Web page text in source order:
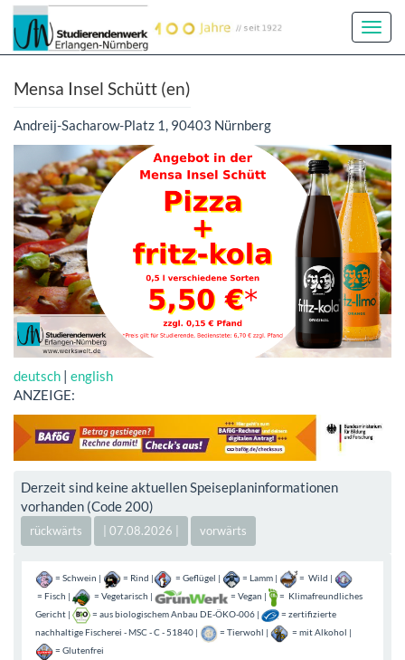
Mensa Insel Schütt (en)
Andreij-Sacharow-Platz 1, 90403 Nürnberg
deutsch | english
ANZEIGE:
Derzeit sind keine aktuellen Speiseplaninformationen
vorhanden (Code 200)
| 07.08.2026 |
= Schwein | = Rind | = Geflügel | = Lamm |
= Wild |
= Fisch |
= Vegetarisch | = Vegan |
= Klimafreundliches
Gericht |
= aus biologischem Anbau DE-ÖKO-006 |
= zertifizierte
nachhaltige Fischerei - MSC - C - 51840 |
= Tierwohl |
= mit Alkohol |
= Glutenfrei